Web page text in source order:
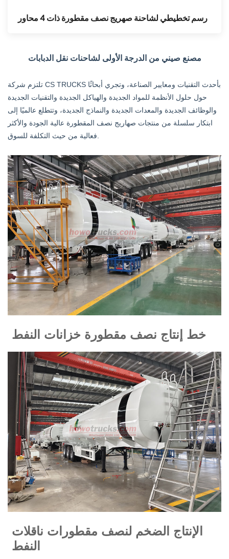
رسم تخطيطي لشاحنة صهريج نصف مقطورة ذات 4 محاور
مصنع صيني من الدرجة الأولى لشاحنات نقل الدبابات
تلتزم شركة CS TRUCKS بأحدث التقنيات ومعايير الصناعة، وتجري أبحاثًا
حول حلول الأنظمة للمواد الجديدة والهياكل الجديدة والتقنيات الجديدة
والوظائف الجديدة والمعدات الجديدة والنماذج الجديدة، وتتطلع عالميًا إلى
ابتكار سلسلة من منتجات صهاريج نصف المقطورة عالية الجودة والأكثر
خط إنتاج نصف مقطورة خزانات النفط
الإنتاج الضخم لنصف مقطورات ناقلات
النفط